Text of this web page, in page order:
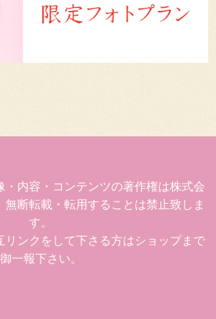
・内容・コンテンツの著作権は株式会
断転載・転用することは禁止致しま
す。
リンクをして下さる方はショップまで
御一報下さい。